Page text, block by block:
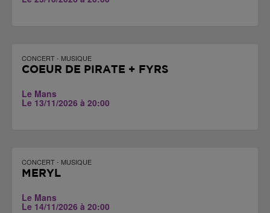
CONCERT - MUSIQUE
COEUR DE PIRATE + FYRS
Le Mans
Le 13/11/2026 à 20:00
CONCERT - MUSIQUE
MERYL
Le Mans
Le 14/11/2026 à 20:00